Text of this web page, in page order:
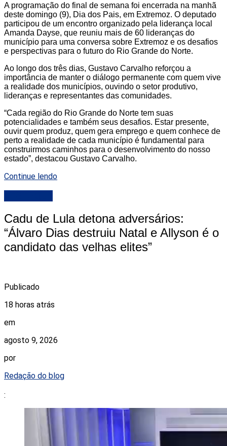
A programação do final de semana foi encerrada na manhã
deste domingo (9), Dia dos Pais, em Extremoz. O deputado
participou de um encontro organizado pela liderança local
Amanda Dayse, que reuniu mais de 60 lideranças do
município para uma conversa sobre Extremoz e os desafios
e perspectivas para o futuro do Rio Grande do Norte.
Ao longo dos três dias, Gustavo Carvalho reforçou a
importância de manter o diálogo permanente com quem vive
a realidade dos municípios, ouvindo o setor produtivo,
lideranças e representantes das comunidades.
“Cada região do Rio Grande do Norte tem suas
potencialidades e também seus desafios. Estar presente,
ouvir quem produz, quem gera emprego e quem conhece de
perto a realidade de cada município é fundamental para
construirmos caminhos para o desenvolvimento do nosso
estado”, destacou Gustavo Carvalho.
Continue lendo
Cadu de Lula detona adversários:
“Álvaro Dias destruiu Natal e Allyson é o
candidato das velhas elites”
Publicado
18 horas atrás
em
agosto 9, 2026
por
Redação do blog
: